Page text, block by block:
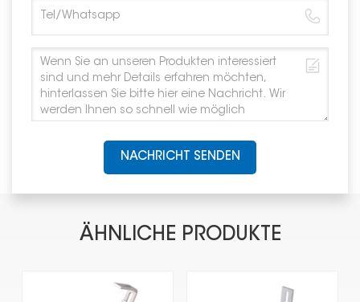
NACHRICHT SENDEN
ÄHNLICHE PRODUKTE